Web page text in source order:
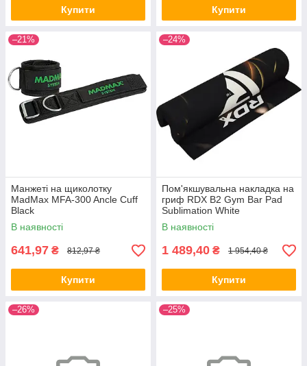
Купити Купити
–21%
Манжеті на щиколотку
MadMax MFA-300 Ancle Cuff
Black
В наявності
641,97 ₴ 812,97 ₴
Купити
–24%
Пом'якшувальна накладка на
гриф RDX B2 Gym Bar Pad
Sublimation White
В наявності
1 489,40 ₴ 1 954,40 ₴
Купити
–26% –25%